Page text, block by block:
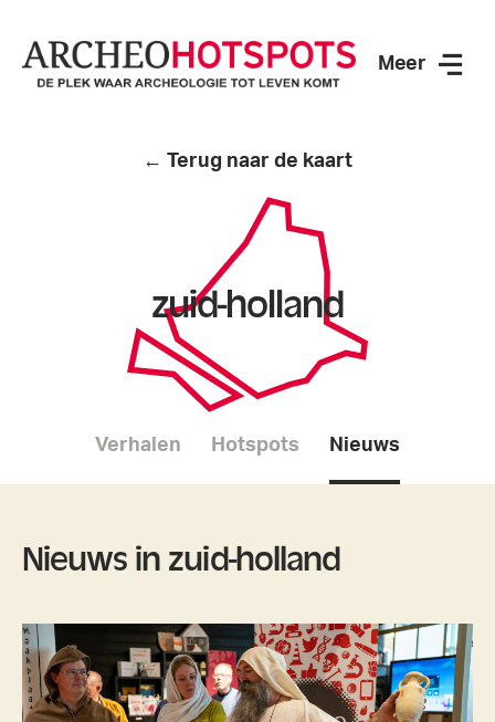
Meer
← Terug naar de kaart
zuid-holland
Verhalen Hotspots Nieuws
Nieuws in zuid-holland